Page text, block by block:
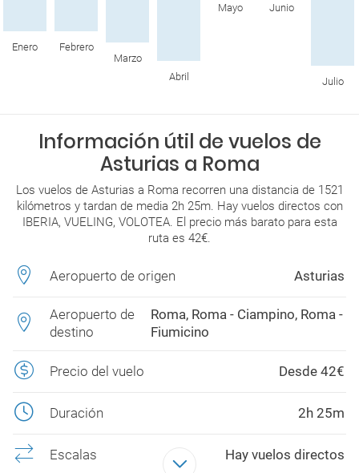
Enero Febrero
Marzo
Abril
Mayo Junio
Julio
Información útil de vuelos de
Asturias a Roma
Los vuelos de Asturias a Roma recorren una distancia de 1521
kilómetros y tardan de media 2h 25m. Hay vuelos directos con
IBERIA, VUELING, VOLOTEA. El precio más barato para esta
ruta es 42€.
Aeropuerto de origen Asturias
Aeropuerto de
destino
Roma, Roma - Ciampino, Roma -
Fiumicino
Precio del vuelo Desde 42€
Duración 2h 25m
Escalas Hay vuelos directos